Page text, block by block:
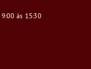
às 15:30